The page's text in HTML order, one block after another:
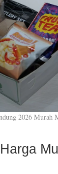
2026 Murah